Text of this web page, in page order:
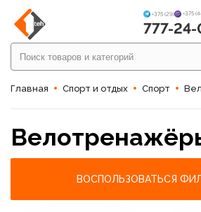
+375 (29) +375
777-24-
Главная Спорт и отдых Спорт
ВОСПОЛЬЗОВАТЬСЯ